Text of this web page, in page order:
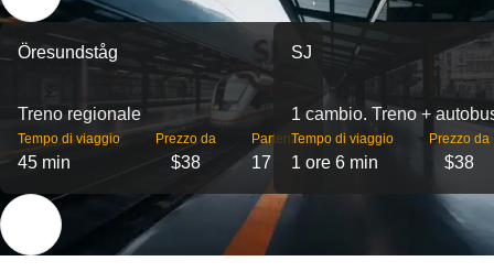
Öresundståg
Treno regionale
Tempo di viaggio
45 min
Prezzo da
$38
Partenze
17
SJ
1 cambio. Treno +
Tempo di viaggio
1 ore 6 min
Prezzo da
$38